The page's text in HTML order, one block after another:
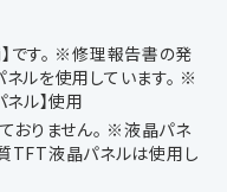
です。 ※修理報告書の発
ルを使用しています。 ※
ル】使用
おりません。 ※液晶パネ
TFT液晶パネルは使用し